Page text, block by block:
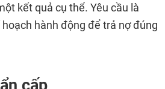
kết quả cụ thể. Yêu cầu là
hành động để trả nợ đúng